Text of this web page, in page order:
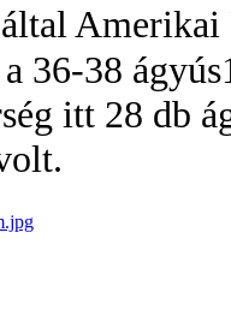
Amerikai
36-38
itt 28 db